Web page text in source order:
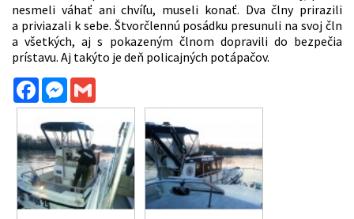
nesmeli váhať ani chvíľu, museli konať. Dva člny prirazili
a priviazali k sebe. Štvorčlennú posádku presunuli na svoj čln
a všetkých, aj s pokazeným člnom dopravili do bezpečia
prístavu. Aj takýto je deň policajných potápačov.
FacebookMessenger